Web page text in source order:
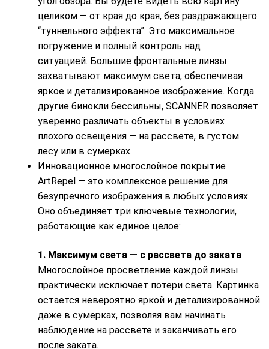
целиком — от края до края, без раздражающего
“туннельного эффекта”. Это максимальное
погружение и полный контроль над
ситуацией. Большие фронтальные линзы
захватывают максимум света, обеспечивая
яркое и детализированное изображение. Когда
другие бинокли бессильны, SCANNER позволяет
уверенно различать объекты в условиях
плохого освещения — на рассвете, в густом
лесу или в сумерках.
Инновационное многослойное покрытие
ArtRepel — это комплексное решение для
безупречного изображения в любых условиях.
Оно объединяет три ключевые технологии,
работающие как единое целое:
1. Максимум света — с рассвета до заката
Многослойное просветление каждой линзы
практически исключает потери света. Картинка
остается невероятно яркой и детализированной
даже в сумерках, позволяя вам начинать
наблюдение на рассвете и заканчивать его
после заката.